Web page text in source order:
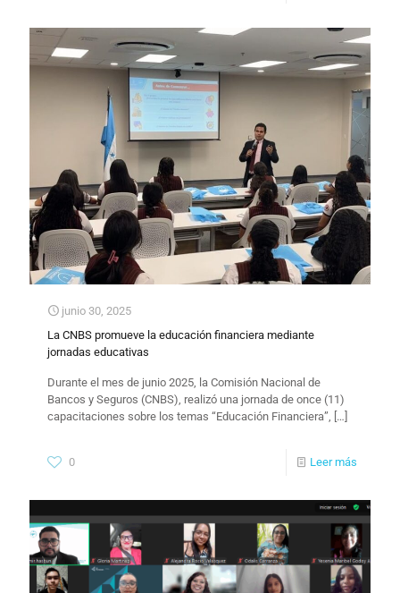
junio 30, 2025
La CNBS promueve la educación financiera mediante
jornadas educativas
Durante el mes de junio 2025, la Comisión Nacional de
Bancos y Seguros (CNBS), realizó una jornada de once (11)
capacitaciones sobre los temas “Educación Financiera”, […]
0 Leer más